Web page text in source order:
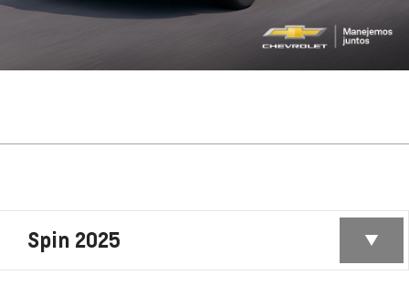
Spin 2025